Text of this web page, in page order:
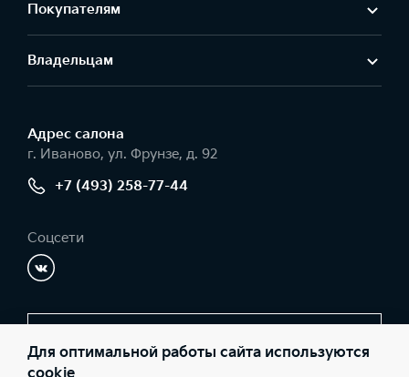
Покупателям
Владельцам
Адрес салонa
г. Иваново, ул. Фрунзе, д. 92
+7 (493) 258-77-44
Соцсети
Для оптимальной работы сайта используются
cookie